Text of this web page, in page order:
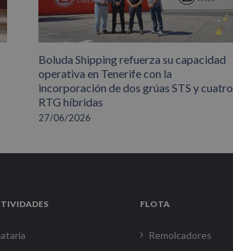
Boluda Shipping refuerza su capacidad
operativa en Tenerife con la
incorporación de dos grúas STS y cuatro
RTG híbridas
27/06/2026
FLOTA
Remolcadores